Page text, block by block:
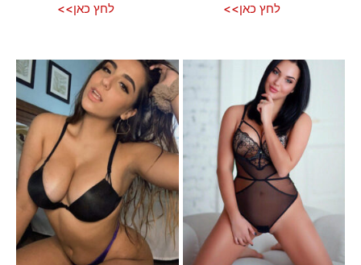
לחץ כאן>>
לחץ כאן>>